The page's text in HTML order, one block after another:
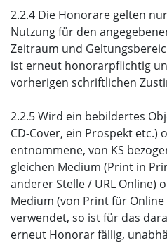
2.2.4 Die Honorare gelten
Nutzung für den
Zeitraum und
ist erneut honorarpflichtig
vorherigen schriftlichen
2.2.5 Wird ein bebildertes
CD-Cover, ein Prospekt etc.)
entnommene, von KS
gleichen Medium (Print in
anderer Stelle / URL Online)
Medium (von Print für
verwendet, so ist für das
erneut Honorar fällig,